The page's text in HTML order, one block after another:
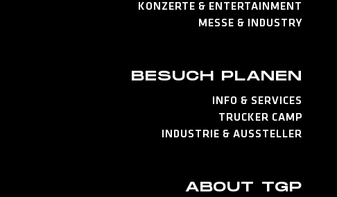
KONZERTE & ENTERTAINMENT
MESSE & INDUSTRY
BESUCH PLANEN
INFO & SERVICES
TRUCKER CAMP
INDUSTRIE & AUSSTELLER
ABOUT TGP